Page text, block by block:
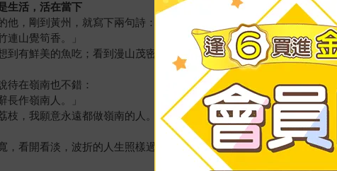
生活，活在當下
他，剛到黃州，就寫下兩句詩：
連山覺筍香。」
到有鮮美的魚吃；看到漫山茂密的竹林，猶如聞到筍香。）
待在嶺南也不錯：
長作嶺南人。」
枝，我願意永遠都做嶺南的人。）
，看開看淡，波折的人生照樣過得有模有樣。